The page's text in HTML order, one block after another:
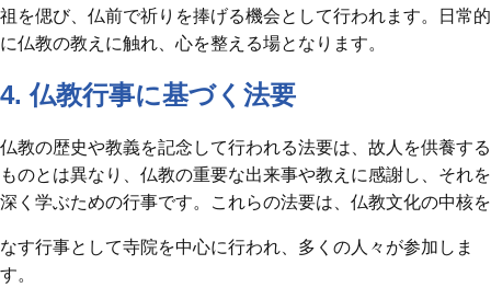
祖を偲び、仏前で祈りを捧げる機会として行われます。日常的
に仏教の教えに触れ、心を整える場となります。
4. 仏教行事に基づく法要
仏教の歴史や教義を記念して行われる法要は、故人を供養する
ものとは異なり、仏教の重要な出来事や教えに感謝し、それを
深く学ぶための行事です。これらの法要は、仏教文化の中核を
なす行事として寺院を中心に行われ、多くの人々が参加しま
す。